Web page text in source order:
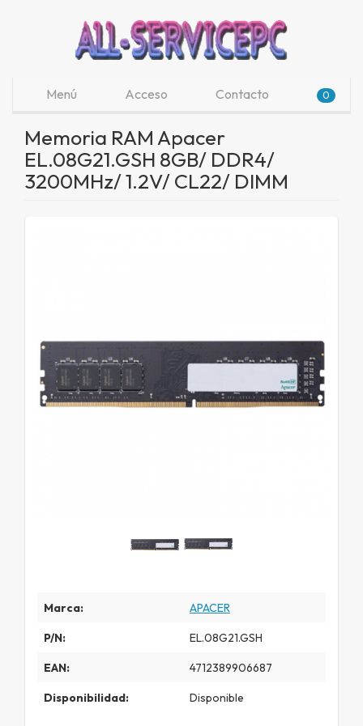
Menú Acceso Contacto 0
Memoria RAM Apacer
EL.08G21.GSH 8GB/ DDR4/
3200MHz/ 1.2V/ CL22/ DIMM
Marca: APACER
P/N: EL.08G21.GSH
EAN: 4712389906687
Disponibilidad: Disponible